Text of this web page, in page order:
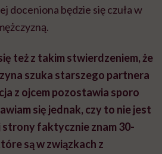
doceniona będzie się czuła w
też z takim stwierdzeniem, że
szuka starszego partnera
z ojcem pozostawia sporo
się jednak, czy to nie jest
faktycznie znam 30-
są w związkach z